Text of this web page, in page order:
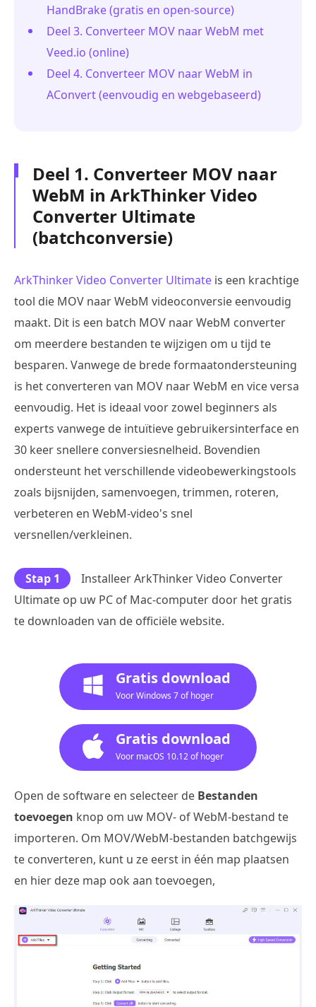
HandBrake (gratis en open-source)
Deel 3. Converteer MOV naar WebM met
Veed.io (online)
Deel 4. Converteer MOV naar WebM in
AConvert (eenvoudig en webgebaseerd)
Deel 1. Converteer MOV naar
WebM in ArkThinker Video
Converter Ultimate
(batchconversie)
ArkThinker Video Converter Ultimate is een krachtige
tool die MOV naar WebM videoconversie eenvoudig
maakt. Dit is een batch MOV naar WebM converter
om meerdere bestanden te wijzigen om u tijd te
besparen. Vanwege de brede formaatondersteuning
is het converteren van MOV naar WebM en vice versa
eenvoudig. Het is ideaal voor zowel beginners als
experts vanwege de intuïtieve gebruikersinterface en
30 keer snellere conversiesnelheid. Bovendien
ondersteunt het verschillende videobewerkingstools
zoals bijsnijden, samenvoegen, trimmen, roteren,
verbeteren en WebM-video's snel
versnellen/verkleinen.
Stap 1
Installeer ArkThinker Video Converter
Ultimate op uw PC of Mac-computer door het gratis
te downloaden van de officiële website.
Gratis download
Voor Windows 7 of hoger
Gratis download
Voor macOS 10.12 of hoger
Open de software en selecteer de Bestanden
toevoegen knop om uw MOV- of WebM-bestand te
importeren. Om MOV/WebM-bestanden batchgewijs
te converteren, kunt u ze eerst in één map plaatsen
en hier deze map ook aan toevoegen,